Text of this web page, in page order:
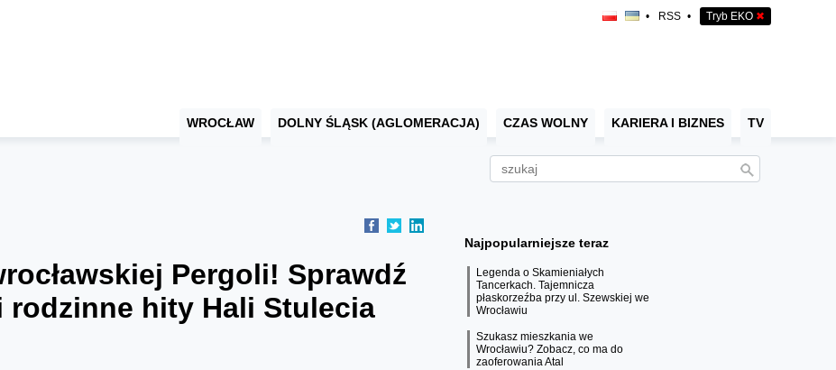
• RSS • Tryb EKO ✖
WROCŁAW DOLNY ŚLĄSK (AGLOMERACJA) CZAS WOLNY KARIERA I BIZNES TV
Pergoli! Sprawdź
rodzinne hity Hali Stulecia
Najpopularniejsze teraz
Legenda o Skamieniałych
Tancerkach. Tajemnicza
płaskorzeźba przy ul. Szewskiej we
Wrocławiu
Szukasz mieszkania we
Wrocławiu? Zobacz, co ma do
zaoferowania Atal